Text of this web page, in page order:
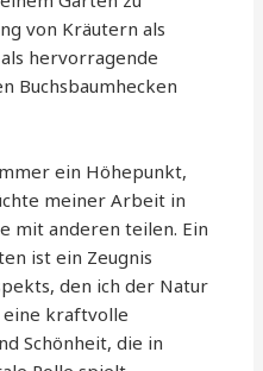
von Kräutern als
hervorragende
Buchsbaumhecken
ein Höhepunkt,
meiner Arbeit in
mit anderen teilen. Ein
ist ein Zeugnis
den ich der Natur
kraftvolle
Schönheit, die in